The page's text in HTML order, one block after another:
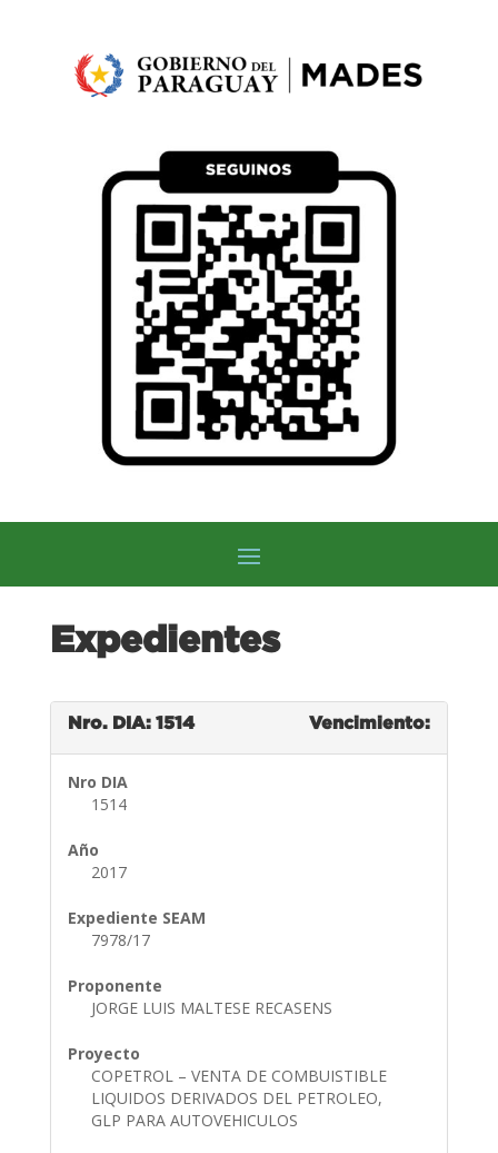
Expedientes
Nro. DIA: 1514 Vencimiento:
Nro DIA
1514
Año
2017
Expediente SEAM
7978/17
Proponente
JORGE LUIS MALTESE RECASENS
Proyecto
COPETROL – VENTA DE COMBUISTIBLE
LIQUIDOS DERIVADOS DEL PETROLEO,
GLP PARA AUTOVEHICULOS